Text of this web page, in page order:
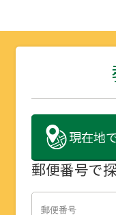
現在地
郵便番号で